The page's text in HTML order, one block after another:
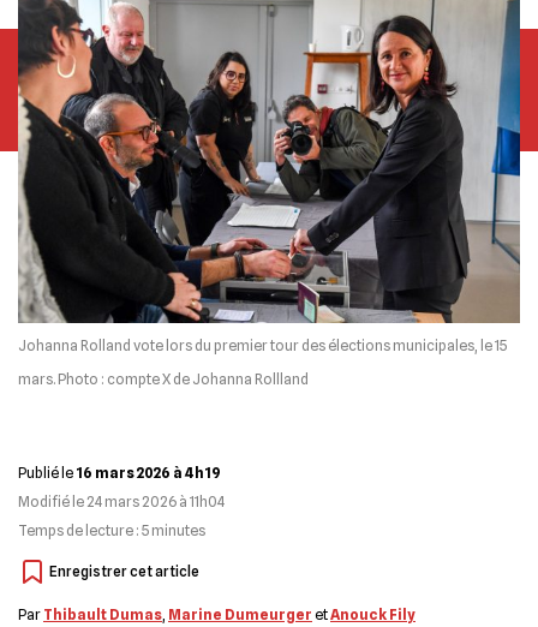
Johanna Rolland vote lors du premier tour des élections municipales, le 15
mars. Photo : compte X de Johanna Rollland
Publié le 16 mars 2026 à 4h19
Modifié le24 mars 2026 à 11h04
Temps de lecture : 5 minutes
Par Thibault Dumas, Marine Dumeurger etAnouck Fily